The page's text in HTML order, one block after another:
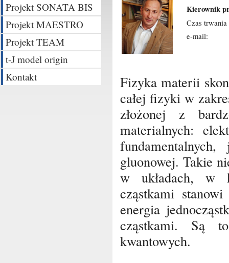
Projekt SONATA BIS
Projekt MAESTRO
Projekt TEAM
t-J model origin
Kontakt
Kierownik
Czas
e-mail:
Fizyka materii
całej fizyki w
złożonej z
materialnych:
gluonowej. Takie
w układach, w
cząstkami
energia
cząstkami. Są
kwantowych.